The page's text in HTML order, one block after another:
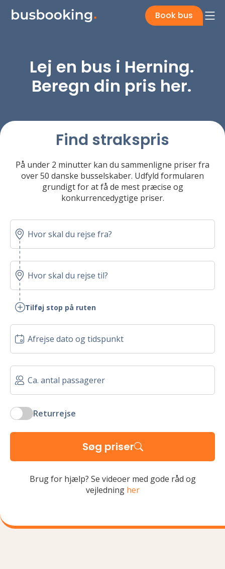
Book bus
Lej en bus i Herning.
Beregn din pris her.
Find strakspris
På under 2 minutter kan du sammenligne priser fra
over 50 danske busselskaber. Udfyld formularen
grundigt for at få de mest præcise og
konkurrencedygtige priser.
Tilføj stop på ruten
Returrejse
Søg priser
Brug for hjælp? Se videoer med gode råd og
vejledning her